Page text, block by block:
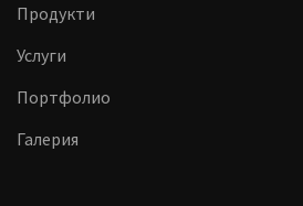
Продукти
Услуги
Портфолио
Галерия